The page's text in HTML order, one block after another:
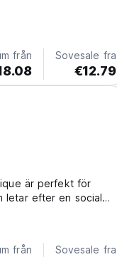
från Sovesale fra
€12.79
är perfekt för
letar efter en social
från Sovesale fra